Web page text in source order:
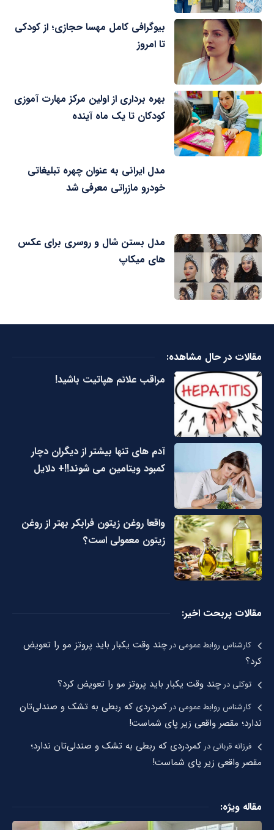
بیوگرافی کامل مهسا حجازی؛ از کودکی
تا امروز
بهره برداری از اولین مرکز مهارت آموزی
کودکان تا یک ماه آینده
مدل ایرانی به عنوان چهره تبلیغاتی
خودرو مازراتی معرفی شد
مدل بستن شال و روسری برای عکس
های میکاپ
مقالات در حال مشاهده:
مراقب علائم هپاتیت باشید!
آدم های تنها بیشتر از دیگران دچار
کمبود ویتامین می شوند!!+ دلایل
واقعا روغن زیتون فرابکر بهتر از روغن
زیتون معمولی است؟
مقالات پربحت اخیر:
کارشناس روابط عمومیدرچند وقت یکبار باید پروتز مو را تعویض
کرد؟
توکلیدرچند وقت یکبار باید پروتز مو را تعویض کرد؟
کارشناس روابط عمومیدر کمردردی که ربطی به تشک و صندلی‌تان
ندارد؛ مقصر واقعی زیر پای شماست!
فرزانه قربانیدر کمردردی که ربطی به تشک و صندلی‌تان ندارد؛
مقصر واقعی زیر پای شماست!
مقاله ویژه: